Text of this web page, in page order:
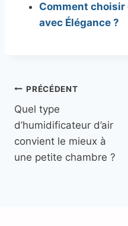
Comment choisir
avec Élégance ?
Navigation
de
l’article
PRÉCÉDENT
Quel type
d’humidificateur d’air
convient le mieux à
une petite chambre ?